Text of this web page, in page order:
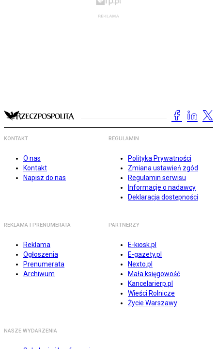
KONTAKT
O nas
Kontakt
Napisz do nas
REGULAMIN
Polityka Prywatności
Zmiana ustawień zgód
Regulamin serwisu
Informacje o nadawcy
Deklaracja dostępności
REKLAMA I PRENUMERATA
Reklama
Ogłoszenia
Prenumerata
Archiwum
PARTNERZY
E-kiosk.pl
E-gazety.pl
Nexto.pl
Mała księgowość
Kancelarierp.pl
Wieści Rolnicze
Życie Warszawy
NASZE WYDARZENIA